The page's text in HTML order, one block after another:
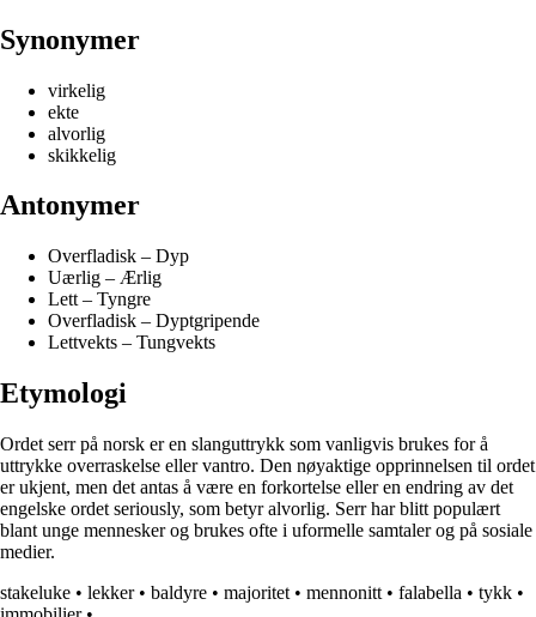
Synonymer
virkelig
ekte
alvorlig
skikkelig
Antonymer
Overfladisk – Dyp
Uærlig – Ærlig
Lett – Tyngre
Overfladisk – Dyptgripende
Lettvekts – Tungvekts
Etymologi
Ordet serr på norsk er en slanguttrykk som vanligvis brukes for å
uttrykke overraskelse eller vantro. Den nøyaktige opprinnelsen til ordet
er ukjent, men det antas å være en forkortelse eller en endring av det
engelske ordet seriously, som betyr alvorlig. Serr har blitt populært
blant unge mennesker og brukes ofte i uformelle samtaler og på sosiale
medier.
stakeluke • lekker• baldyre • majoritet • mennonitt • falabella • tykk •